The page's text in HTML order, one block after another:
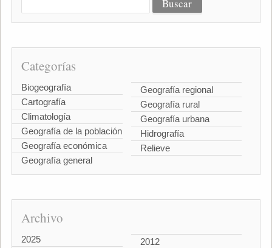
Categorías
Biogeografía
Cartografía
Climatología
Geografía de la población
Geografía económica
Geografía general
Geografía regional
Geografía rural
Geografía urbana
Hidrografía
Relieve
Archivo
2025
2012